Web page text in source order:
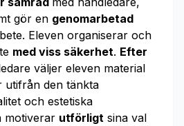
gör en genomarbetad
Eleven organiserar och
med viss säkerhet. Efter
väljer eleven ma­te­ri­al
utifrån den tänkta
och estetiska
motiverar utförligt sina val